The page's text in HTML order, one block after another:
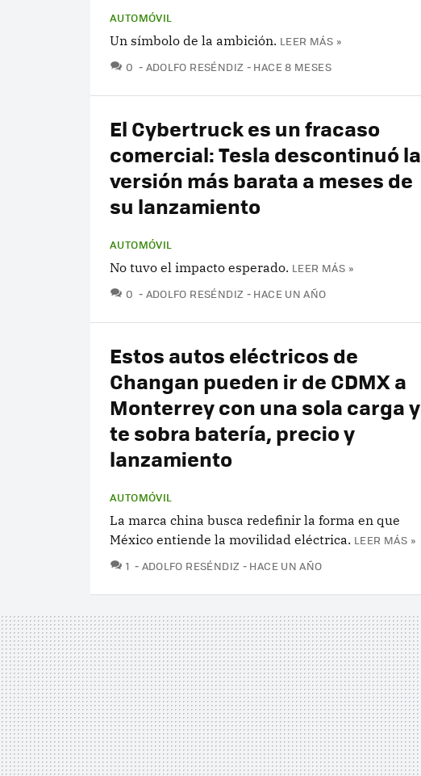
AUTOMÓVIL
Un símbolo de la ambición. LEER MÁS »
0 COMENTARIOS
ADOLFO RESÉNDIZ HACE 8 MESES
El Cybertruck es un fracaso
comercial: Tesla descontinuó la
versión más barata a meses de
su lanzamiento
AUTOMÓVIL
No tuvo el impacto esperado. LEER MÁS »
0 COMENTARIOS
ADOLFO RESÉNDIZ HACE UN AÑO
Estos autos eléctricos de
Changan pueden ir de CDMX a
Monterrey con una sola carga y
te sobra batería, precio y
lanzamiento
AUTOMÓVIL
La marca china busca redefinir la forma en que
México entiende la movilidad eléctrica. LEER MÁS »
1 COMENTARIOS
ADOLFO RESÉNDIZ HACE UN AÑO